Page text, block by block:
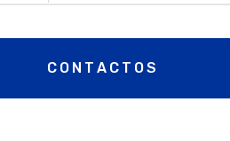
CONTACTOS